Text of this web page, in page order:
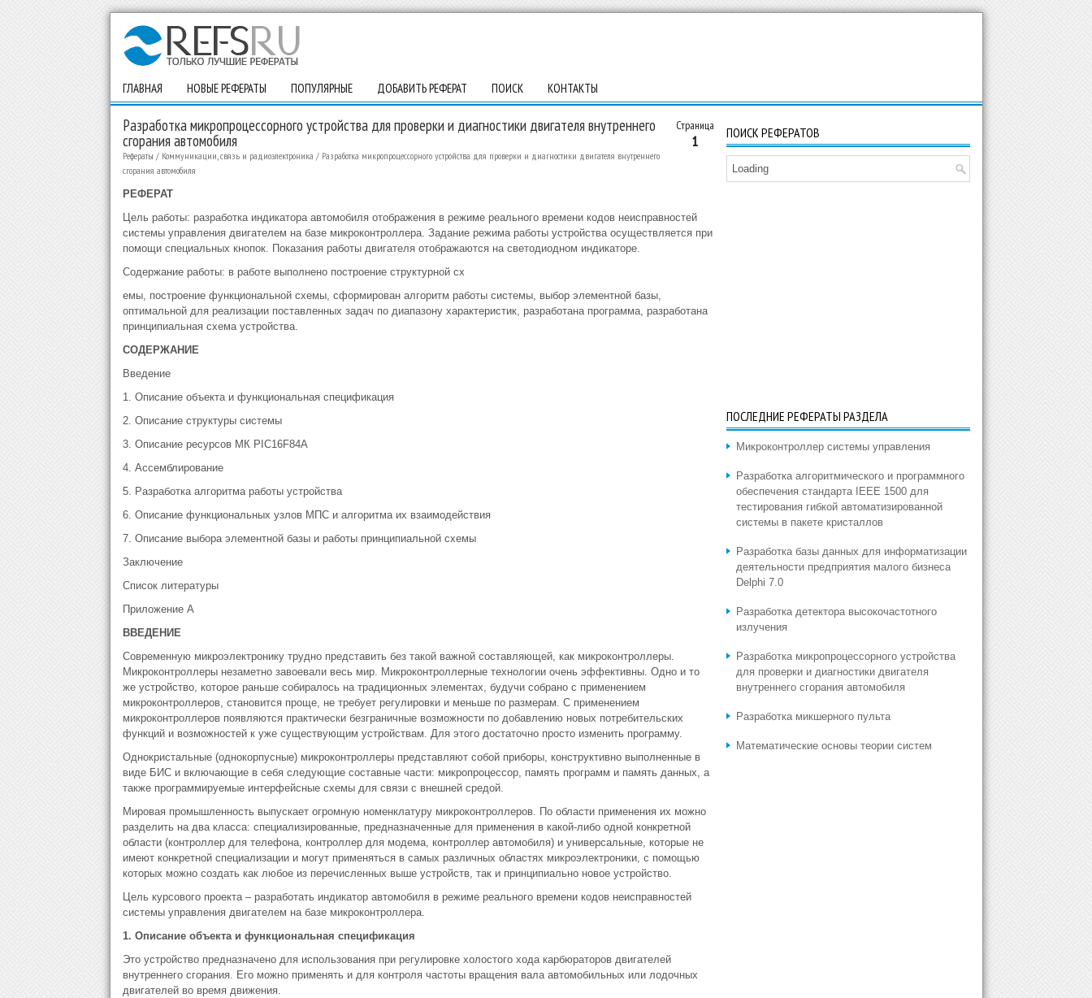
ГЛАВНАЯ НОВЫЕ РЕФЕРАТЫ ПОПУЛЯРНЫЕ ДОБАВИТЬ РЕФЕРАТ ПОИСК КОНТАКТЫ
Страница
1
Разработка микропроцессорного устройства для проверки и диагностики двигателя внутреннего
сгорания автомобиля
Рефераты / Коммуникации, связь и радиоэлектроника / Разработка микропроцессорного устройства для проверки и диагностики двигателя внутреннего
сгорания автомобиля
РЕФЕРАТ
Цель работы: разработка индикатора автомобиля отображения в режиме реального времени кодов неисправностей
системы управления двигателем на базе микроконтроллера. Задание режима работы устройства осуществляется при
помощи специальных кнопок. Показания работы двигателя отображаются на светодиодном индикаторе.
Содержание работы: в работе выполнено построение структурной сх
емы, построение функциональной схемы, сформирован алгоритм работы системы, выбор элементной базы,
оптимальной для реализации поставленных задач по диапазону характеристик, разработана программа, разработана
принципиальная схема устройства.
СОДЕРЖАНИЕ
Введение
1. Описание объекта и функциональная спецификация
2. Описание структуры системы
3. Описание ресурсов МК PIC16F84А
4. Ассемблирование
5. Разработка алгоритма работы устройства
6. Описание функциональных узлов МПС и алгоритма их взаимодействия
7. Описание выбора элементной базы и работы принципиальной схемы
Заключение
Список литературы
Приложение А
ВВЕДЕНИЕ
Современную микроэлектронику трудно представить без такой важной составляющей, как микроконтроллеры.
Микроконтроллеры незаметно завоевали весь мир. Микроконтроллерные технологии очень эффективны. Одно и то
же устройство, которое раньше собиралось на традиционных элементах, будучи собрано с применением
микроконтроллеров, становится проще, не требует регулировки и меньше по размерам. С применением
микроконтроллеров появляются практически безграничные возможности по добавлению новых потребительских
функций и возможностей к уже существующим устройствам. Для этого достаточно просто изменить программу.
Однокристальные (однокорпусные) микроконтроллеры представляют собой приборы, конструктивно выполненные в
виде БИС и включающие в себя следующие составные части: микропроцессор, память программ и память данных, а
также программируемые интерфейсные схемы для связи с внешней средой.
Мировая промышленность выпускает огромную номенклатуру микроконтроллеров. По области применения их можно
разделить на два класса: специализированные, предназначенные для применения в какой-либо одной конкретной
области (контроллер для телефона, контроллер для модема, контроллер автомобиля) и универсальные, которые не
имеют конкретной специализации и могут применяться в самых различных областях микроэлектроники, с помощью
которых можно создать как любое из перечисленных выше устройств, так и принципиально новое устройство.
Цель курсового проекта – разработать индикатор автомобиля в режиме реального времени кодов неисправностей
системы управления двигателем на базе микроконтроллера.
1. Описание объекта и функциональная спецификация
Это устройство предназначено для использования при регулировке холостого хода карбюраторов двигателей
внутреннего сгорания. Его можно применять и для контроля частоты вращения вала автомобильных или лодочных
двигателей во время движения.
ПОИСК РЕФЕРАТОВ
Loading
ПОСЛЕДНИЕ РЕФЕРАТЫ РАЗДЕЛА
Микроконтроллер системы управления
Разработка алгоритмического и программного
обеспечения стандарта IEEE 1500 для
тестирования гибкой автоматизированной
системы в пакете кристаллов
Разработка базы данных для информатизации
деятельности предприятия малого бизнеса
Delphi 7.0
Разработка детектора высокочастотного
излучения
Разработка микропроцессорного устройства
для проверки и диагностики двигателя
внутреннего сгорания автомобиля
Разработка микшерного пульта
Математические основы теории систем